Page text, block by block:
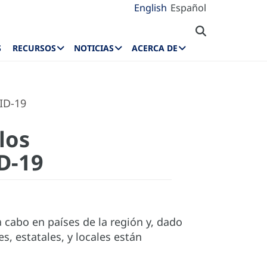
English Español
RECURSOS NOTICIAS ACERCA DE
19
19
en países de la región y, dado
estatales, y locales están